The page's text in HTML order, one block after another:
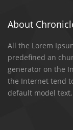
About
All the Lorem
predefined an
generator on the
the Internet tend
default model